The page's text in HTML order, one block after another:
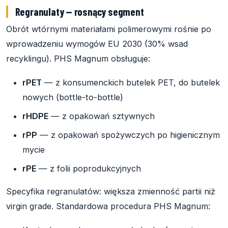
Regranulaty — rosnący segment
Obrót wtórnymi materiałami polimerowymi rośnie po
wprowadzeniu wymogów EU 2030 (30% wsad
recyklingu). PHS Magnum obsługuje:
rPET — z konsumenckich butelek PET, do butelek
nowych (bottle-to-bottle)
rHDPE — z opakowań sztywnych
rPP — z opakowań spożywczych po higienicznym
mycie
rPE — z folii poprodukcyjnych
Specyfika regranulatów: większa zmienność partii niż
virgin grade. Standardowa procedura PHS Magnum: